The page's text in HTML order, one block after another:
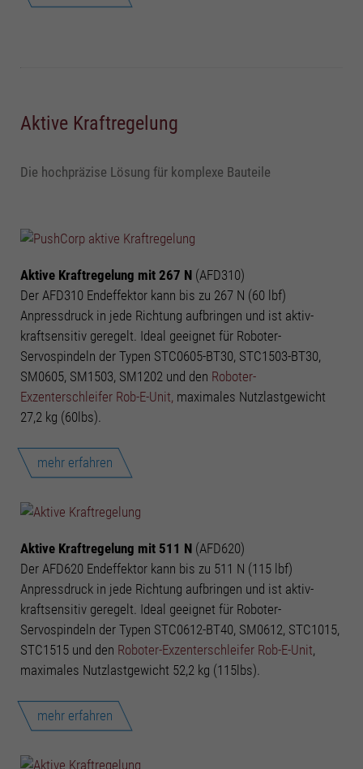
Aktive Kraftregelung
Die hochpräzise Lösung für komplexe Bauteile
Aktive Kraftregelung mit 267 N (AFD310)
Der AFD310 Endeffektor kann bis zu 267 N (60 lbf)
Anpressdruck in jede Richtung aufbringen und ist aktiv-
kraftsensitiv geregelt. Ideal geeignet für Roboter-
Servospindeln der Typen STC0605-BT30, STC1503-BT30,
SM0605, SM1503, SM1202 und den Roboter-
Exzenterschleifer Rob-E-Unit, maximales Nutzlastgewicht
27,2 kg (60lbs).
mehr erfahren
Aktive Kraftregelung mit 511 N (AFD620)
Der AFD620 Endeffektor kann bis zu 511 N (115 lbf)
Anpressdruck in jede Richtung aufbringen und ist aktiv-
kraftsensitiv geregelt. Ideal geeignet für Roboter-
Servospindeln der Typen STC0612-BT40, SM0612, STC1015,
STC1515 und den Roboter-Exzenterschleifer Rob-E-Unit,
maximales Nutzlastgewicht 52,2 kg (115lbs).
mehr erfahren